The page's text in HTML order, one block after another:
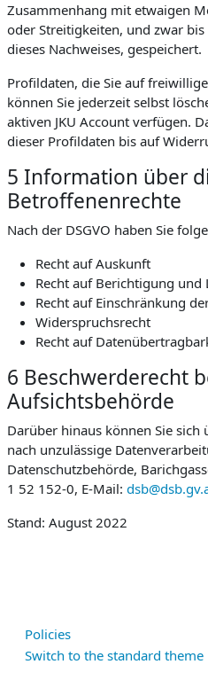
Zusammenhang mit etwaigen
oder Streitigkeiten, und zwar bis
dieses Nachweises, gespeichert.
Profildaten, die Sie auf
können Sie jederzeit selbst
aktiven JKU Account verfügen.
dieser Profildaten bis auf
5 Information über
Betroffenenrechte
Nach der DSGVO haben Sie
Recht auf Auskunft
Recht auf Berichtigung und
Recht auf Einschränkung
Widerspruchsrecht
Recht auf
6 Beschwerderecht
Aufsichtsbehörde
Darüber hinaus können Sie
nach unzulässige
Datenschutzbehörde,
1 52 152-0, E-Mail:
Stand: August 2022
Policies
Switch to the standard theme